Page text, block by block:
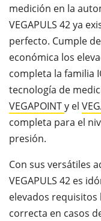
medición en la
VEGAPULS 42 ya
perfecto. Cumple
económica los
completa la familia
tecnología de
VEGAPOINTy el
completa para el
presión.
Con sus versátiles
VEGAPULS 42 es
elevados requisitos
correcta en casos